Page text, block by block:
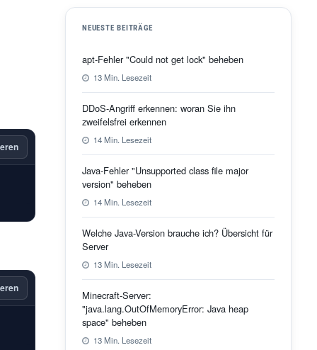
NEUESTE BEITRÄGE
apt-Fehler "Could not get lock" beheben
13 Min. Lesezeit
DDoS-Angriff erkennen: woran Sie ihn
zweifelsfrei erkennen
14 Min. Lesezeit
Java-Fehler "Unsupported class file major
version" beheben
14 Min. Lesezeit
Welche Java-Version brauche ich? Übersicht für
Server
13 Min. Lesezeit
Minecraft-Server:
"java.lang.OutOfMemoryError: Java heap
space" beheben
13 Min. Lesezeit